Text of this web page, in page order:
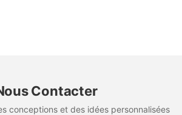
Contacter
conceptions et des idées personnalisées